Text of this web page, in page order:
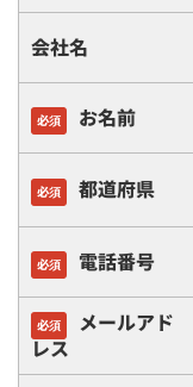
会社名
必須 お名前
必須 都道府県
必須 電話番号
必須
メールアド
レス